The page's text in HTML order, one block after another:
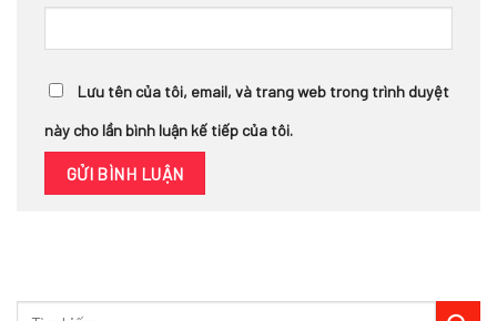
Lưu tên của tôi, email, và trang web trong trình duyệt
này cho lần bình luận kế tiếp của tôi.